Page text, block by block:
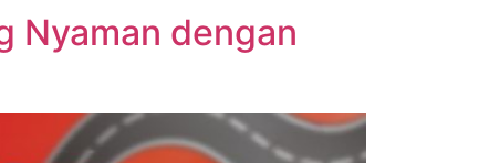
Nyaman dengan